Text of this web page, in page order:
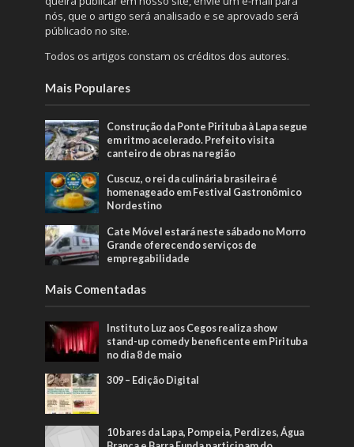
nós, que o artigo será analisado e se aprovado será
públicado no site.
Todos os artigos constam os créditos dos autores.
Mais Populares
Construção da Ponte Pirituba à Lapa segue
em ritmo acelerado. Prefeito visita
canteiro de obras na região
Cuscuz, o rei da culinária brasileira é
homenageado em Festival Gastronômico
Nordestino
Cate Móvel estará neste sábado no Morro
Grande oferecendo serviços de
empregabilidade
Mais Comentadas
Instituto Luz aos Cegos realiza show
stand-up comedy beneficente em Pirituba
no dia 8 de maio
309 – Edição Digital
10 bares da Lapa, Pompeia, Perdizes, Água